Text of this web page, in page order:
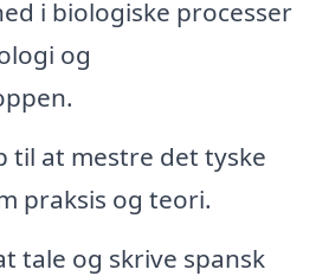
i biologiske processer
og
til at mestre det tyske
praksis og teori.
tale og skrive spansk